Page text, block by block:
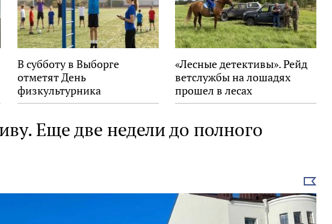
В субботу в Выборге
отметят День
физкультурника
«Лесные детективы». Рейд
ветслужбы на лошадях
прошел в лесах
Выборгского района
Еще две недели до полного
Выбрать
новость